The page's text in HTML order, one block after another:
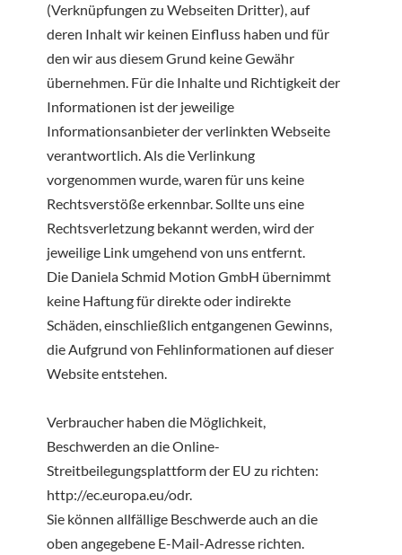
(Verknüpfungen zu Webseiten Dritter), auf
deren Inhalt wir keinen Einfluss haben und für
den wir aus diesem Grund keine Gewähr
übernehmen. Für die Inhalte und Richtigkeit der
Informationen ist der jeweilige
Informationsanbieter der verlinkten Webseite
verantwortlich. Als die Verlinkung
vorgenommen wurde, waren für uns keine
Rechtsverstöße erkennbar. Sollte uns eine
Rechtsverletzung bekannt werden, wird der
jeweilige Link umgehend von uns entfernt.
Die Daniela Schmid Motion GmbH übernimmt
keine Haftung für direkte oder indirekte
Schäden, einschließlich entgangenen Gewinns,
die Aufgrund von Fehlinformationen auf dieser
Website entstehen.
Verbraucher haben die Möglichkeit,
Beschwerden an die Online-
Streitbeilegungsplattform der EU zu richten:
http://ec.europa.eu/odr.
Sie können allfällige Beschwerde auch an die
oben angegebene E-Mail-Adresse richten.